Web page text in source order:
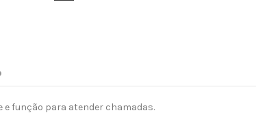
função para atender chamadas.